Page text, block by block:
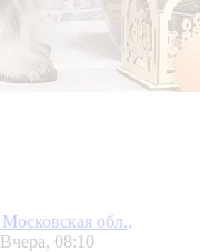
Московская обл.,
Вчера, 08:10